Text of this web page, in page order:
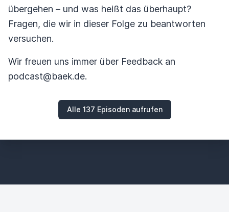
übergehen – und was heißt das überhaupt?
Fragen, die wir in dieser Folge zu beantworten
versuchen.
Wir freuen uns immer über Feedback an
podcast@baek.de.
Alle 137 Episoden aufrufen